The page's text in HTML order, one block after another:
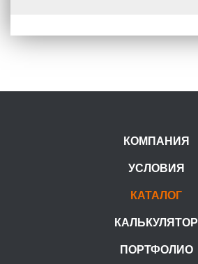
КОМПАНИЯ
УСЛОВИЯ
КАТАЛОГ
КАЛЬКУЛЯТОР
ПОРТФОЛИО